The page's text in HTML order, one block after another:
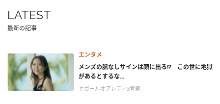
LATEST
最新の記事
エンタメ
メンズの脈なしサインは顔に出る!? この世に地獄
があるとするな...
＃ガールオアレディ3考察